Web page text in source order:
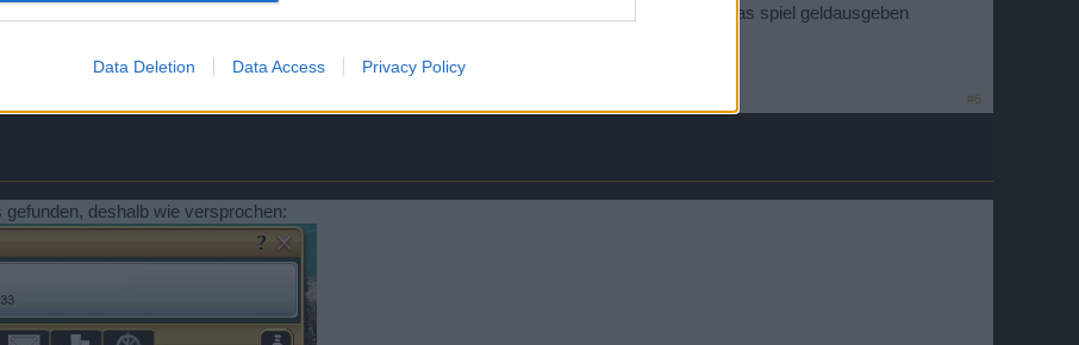
Data Deletion Data Access Privacy Policy
ihre dias bzw noch mehr geld ins spiel stecken dafür ist es nunmal bekannt das die leute für das spiel geldausgeben
#6
deshalb wie versprochen: